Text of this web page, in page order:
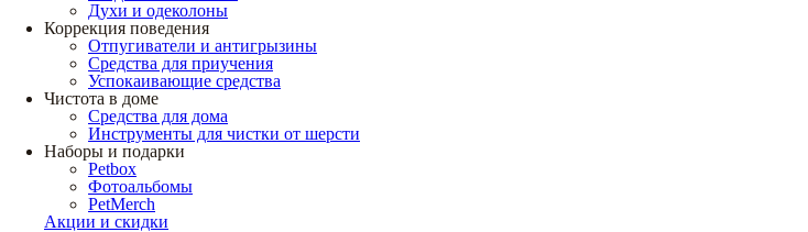
Духи и одеколоны
Коррекция поведения
Отпугиватели и антигрызины
Средства для приучения
Успокаивающие средства
Чистота в доме
Средства для дома
Инструменты для чистки от шерсти
Наборы и подарки
Petbox
Фотоальбомы
PetMerch
Акции и скидки